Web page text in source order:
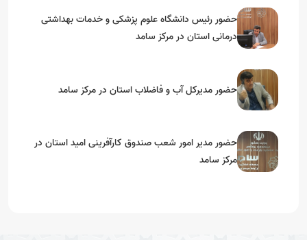
حضور رئیس دانشگاه علوم پزشکی و خدمات بهداشتی
درمانی استان در مرکز سامد
حضور مدیرکل آب و فاضلاب استان در مرکز سامد
حضور مدیر امور شعب صندوق کارآفرینی امید استان در
مرکز سامد